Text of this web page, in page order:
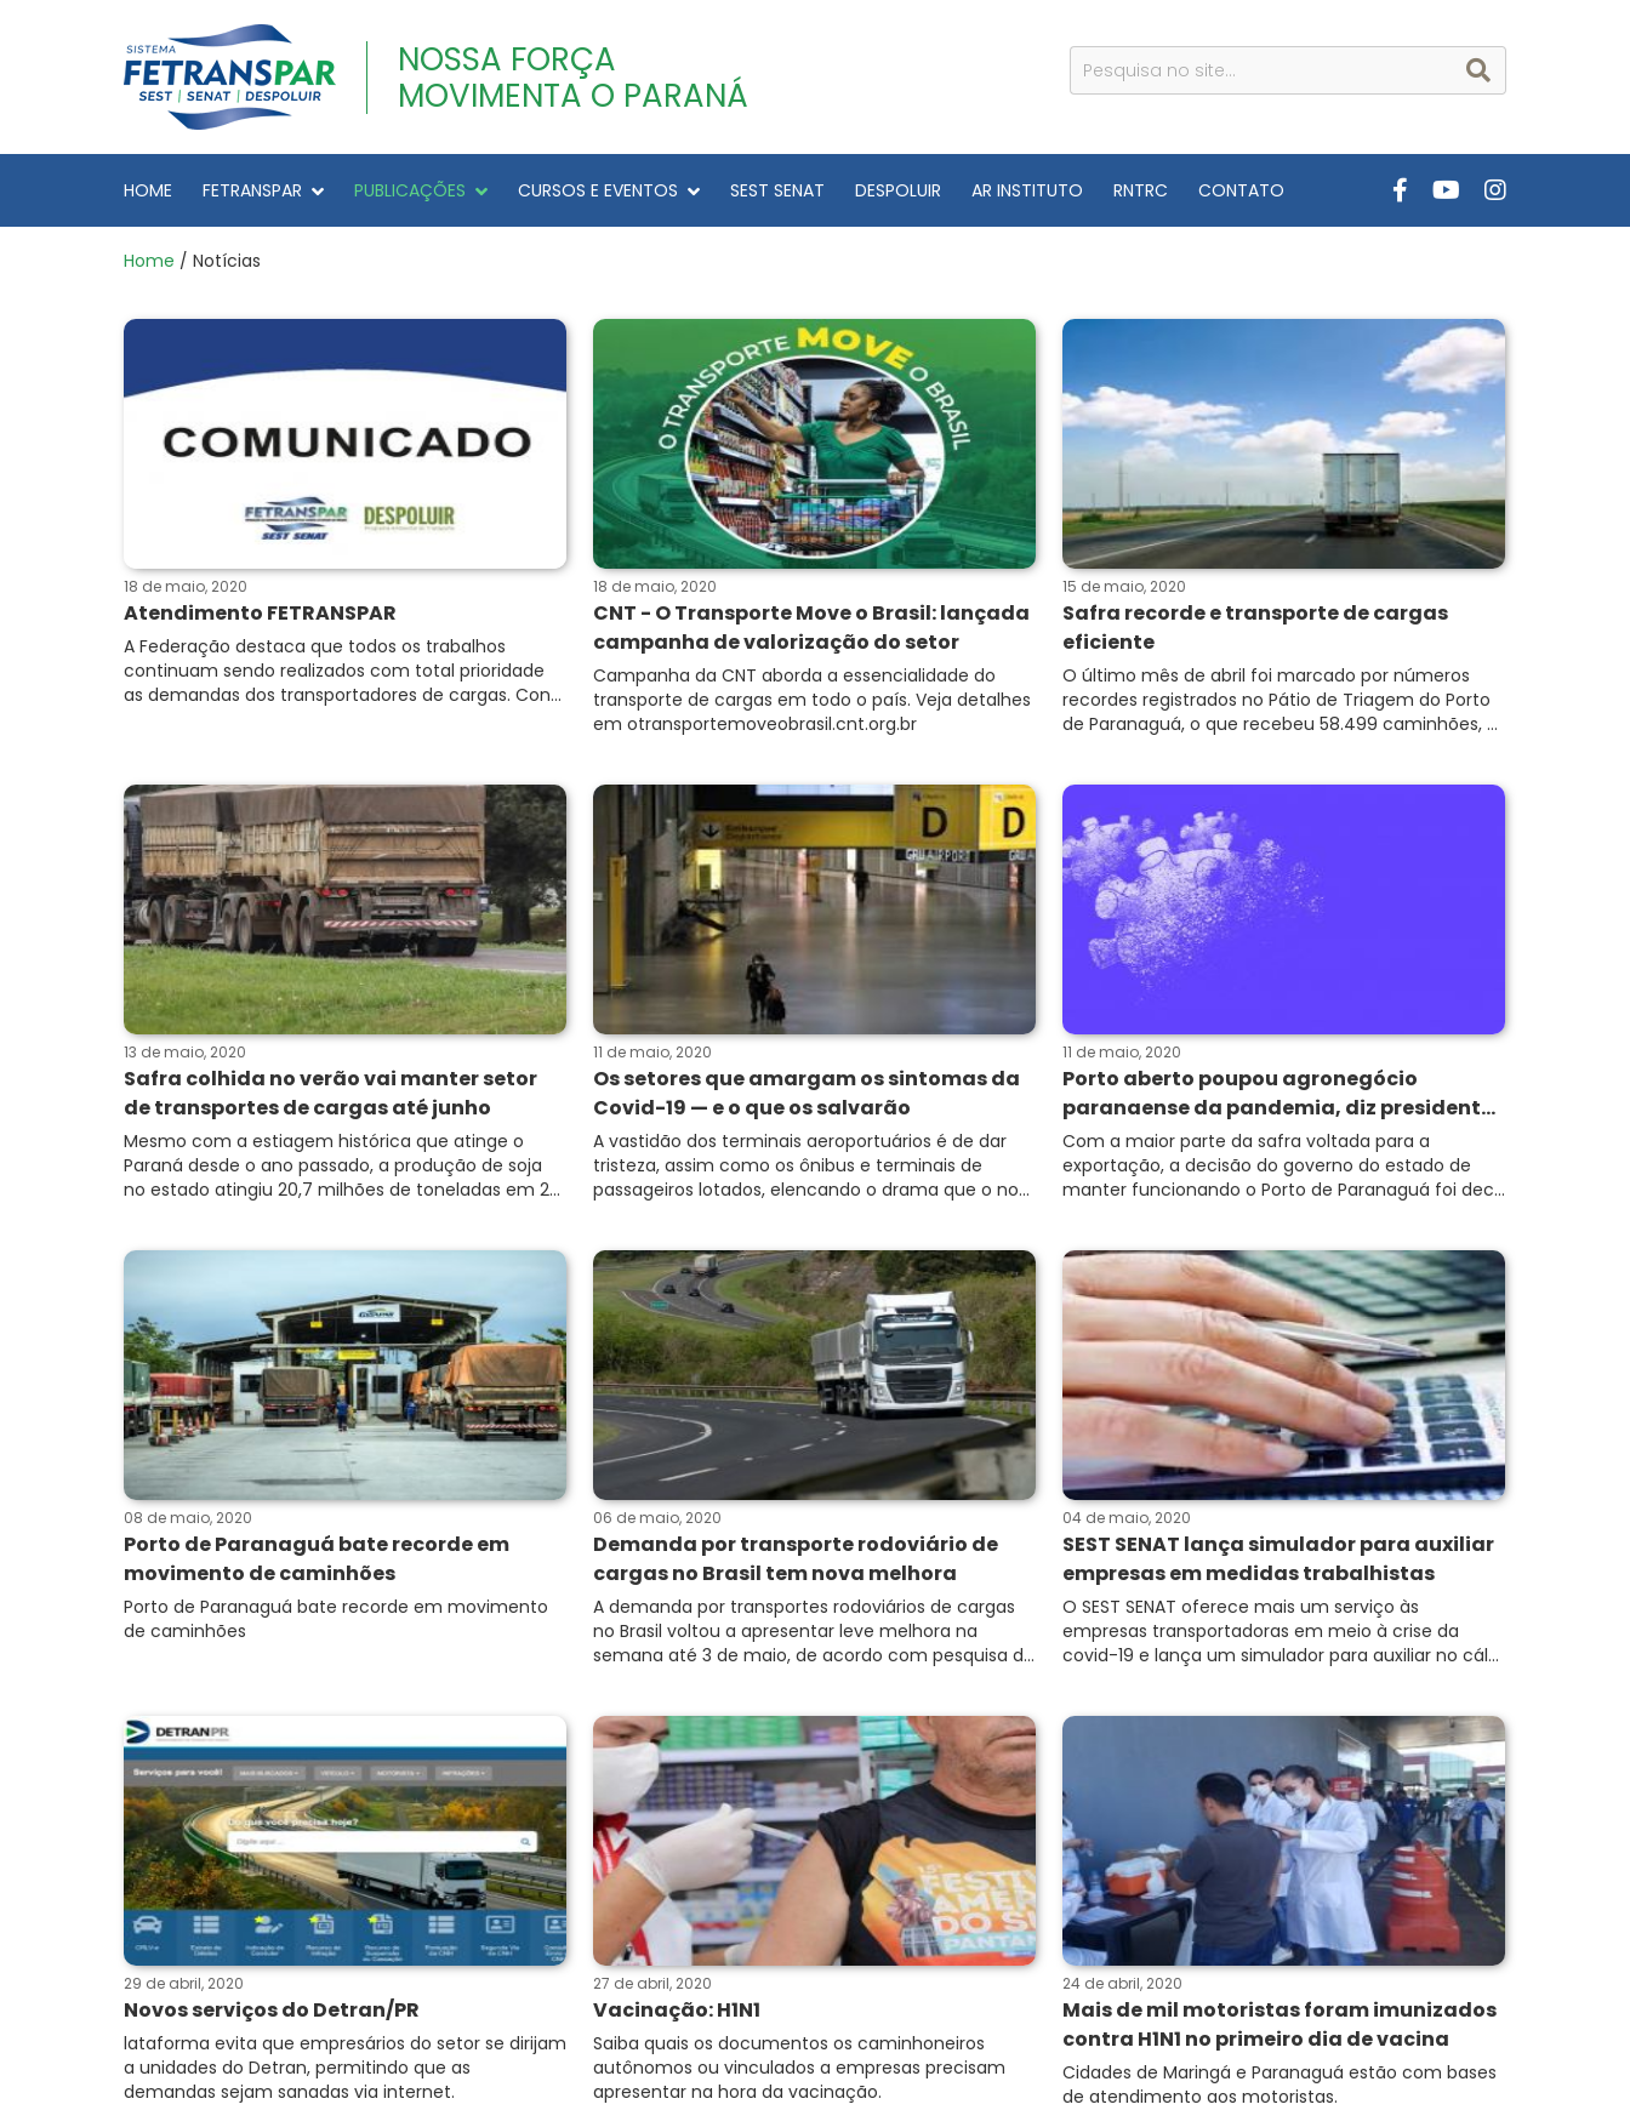
NOSSA FORÇA
MOVIMENTA O PARANÁ
HOME FETRANSPAR PUBLICAÇÕES CURSOS E EVENTOS SEST SENAT DESPOLUIR AR INSTITUTO RNTRC CONTATO
Home / Notícias
18 de maio, 2020
Atendimento FETRANSPAR
A Federação destaca que todos os trabalhos
continuam sendo realizados com total prioridade
as demandas dos transportadores de cargas. Con...
18 de maio, 2020
CNT - O Transporte Move o Brasil: lançada
campanha de valorização do setor
Campanha da CNT aborda a essencialidade do
transporte de cargas em todo o país. Veja detalhes
em otransportemoveobrasil.cnt.org.br
15 de maio, 2020
Safra recorde e transporte de cargas
eficiente
O último mês de abril foi marcado por números
recordes registrados no Pátio de Triagem do Porto
de Paranaguá, o que recebeu 58.499 caminhões, ...
13 de maio, 2020
Safra colhida no verão vai manter setor
de transportes de cargas até junho
Mesmo com a estiagem histórica que atinge o
Paraná desde o ano passado, a produção de soja
no estado atingiu 20,7 milhões de toneladas em 2...
11 de maio, 2020
Os setores que amargam os sintomas da
Covid-19 — e o que os salvarão
A vastidão dos terminais aeroportuários é de dar
tristeza, assim como os ônibus e terminais de
passageiros lotados, elencando o drama que o no...
11 de maio, 2020
Porto aberto poupou agronegócio
paranaense da pandemia, diz president...
Com a maior parte da safra voltada para a
exportação, a decisão do governo do estado de
manter funcionando o Porto de Paranaguá foi dec...
08 de maio, 2020
Porto de Paranaguá bate recorde em
movimento de caminhões
Porto de Paranaguá bate recorde em movimento
de caminhões
06 de maio, 2020
Demanda por transporte rodoviário de
cargas no Brasil tem nova melhora
A demanda por transportes rodoviários de cargas
no Brasil voltou a apresentar leve melhora na
semana até 3 de maio, de acordo com pesquisa d...
04 de maio, 2020
SEST SENAT lança simulador para auxiliar
empresas em medidas trabalhistas
O SEST SENAT oferece mais um serviço às
empresas transportadoras em meio à crise da
covid-19 e lança um simulador para auxiliar no cál...
29 de abril, 2020
Novos serviços do Detran/PR
lataforma evita que empresários do setor se dirijam
a unidades do Detran, permitindo que as
demandas sejam sanadas via internet.
27 de abril, 2020
Vacinação: H1N1
Saiba quais os documentos os caminhoneiros
autônomos ou vinculados a empresas precisam
apresentar na hora da vacinação.
24 de abril, 2020
Mais de mil motoristas foram imunizados
contra H1N1 no primeiro dia de vacina
Cidades de Maringá e Paranaguá estão com bases
de atendimento aos motoristas.